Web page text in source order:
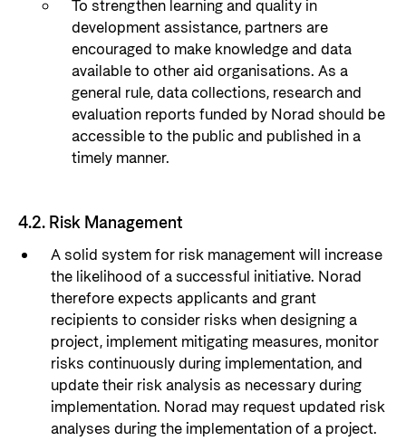
To strengthen learning and quality in
development assistance, partners are
encouraged to make knowledge and data
available to other aid organisations. As a
general rule, data collections, research and
evaluation reports funded by Norad should be
accessible to the public and published in a
timely manner.
4.2. Risk Management
A solid system for risk management will increase
the likelihood of a successful initiative. Norad
therefore expects applicants and grant
recipients to consider risks when designing a
project, implement mitigating measures, monitor
risks continuously during implementation, and
update their risk analysis as necessary during
implementation. Norad may request updated risk
analyses during the implementation of a project.